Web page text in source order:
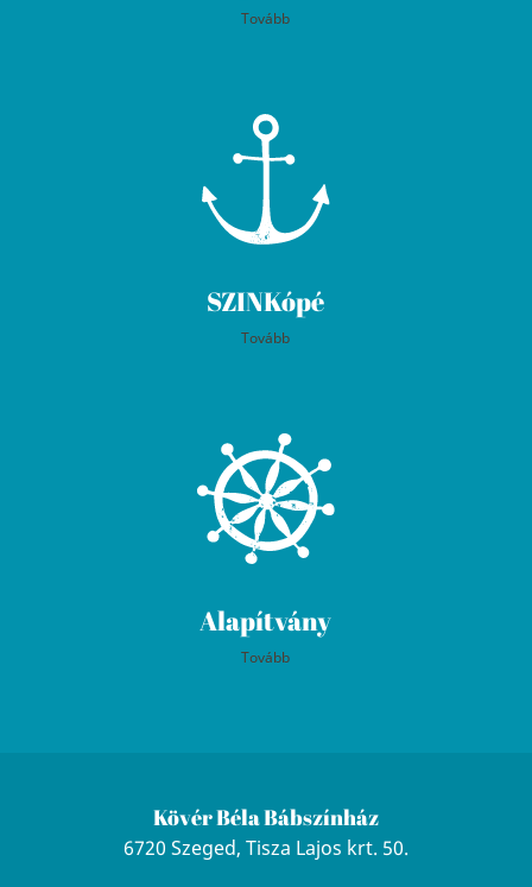
Tovább
SZINKópé
Tovább
Alapítvány
Tovább
Kövér Béla Bábszínház
6720 Szeged, Tisza Lajos krt. 50.